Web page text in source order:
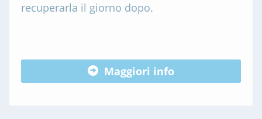
recuperarla il giorno dopo.
Maggiori info